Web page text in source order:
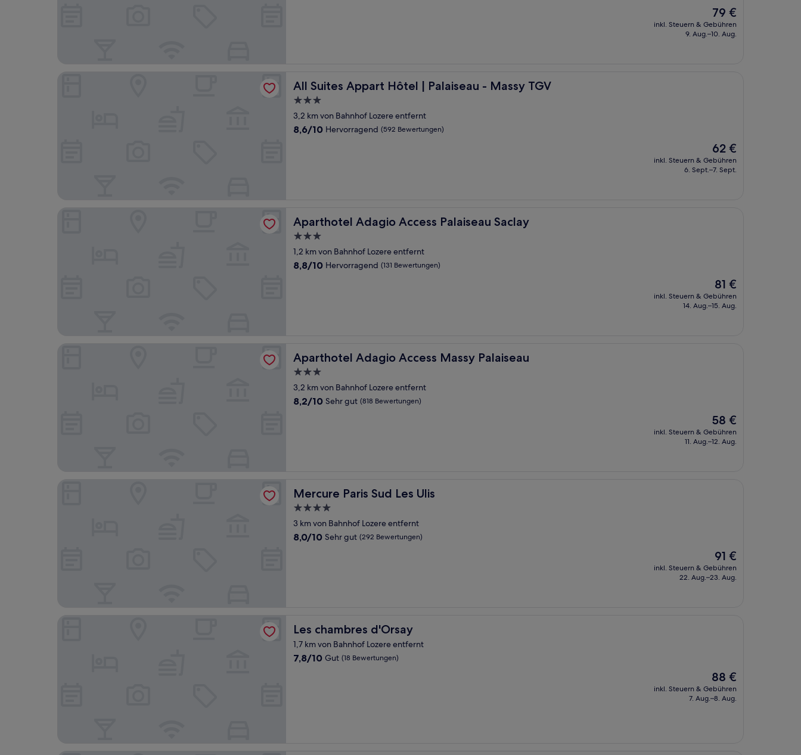
Der
Preis
beträgt
79 €
inkl. Steuern & Gebühren
9. Aug.–10. Aug.
All Suites Appart Hôtel | Palaiseau - Massy TGV
All Suites Appart Hôtel | Palaiseau - Massy TGV
3.0-
Sterne-
Unterkunft
3,2 km von Bahnhof Lozere entfernt
8.6
8,6/10 Hervorragend (592 Bewertungen)
Der
Preis
beträgt
62 €
inkl. Steuern & Gebühren
6. Sept.–7. Sept.
Aparthotel Adagio Access Palaiseau Saclay
Aparthotel Adagio Access Palaiseau Saclay
3.0-
Sterne-
Unterkunft
1,2 km von Bahnhof Lozere entfernt
8.8
8,8/10 Hervorragend (131 Bewertungen)
Der
Preis
beträgt
81 €
inkl. Steuern & Gebühren
14. Aug.–15. Aug.
Aparthotel Adagio Access Massy Palaiseau
Aparthotel Adagio Access Massy Palaiseau
3.0-
Sterne-
Unterkunft
3,2 km von Bahnhof Lozere entfernt
8.2
8,2/10 Sehr gut (818 Bewertungen)
Der
Preis
beträgt
58 €
inkl. Steuern & Gebühren
11. Aug.–12. Aug.
Mercure Paris Sud Les Ulis
Mercure Paris Sud Les Ulis
4.0-
Sterne-
Unterkunft
3 km von Bahnhof Lozere entfernt
8.0
8,0/10 Sehr gut (292 Bewertungen)
Der
Preis
beträgt
91 €
inkl. Steuern & Gebühren
22. Aug.–23. Aug.
Les chambres d'Orsay
Les chambres d'Orsay
1,7 km von Bahnhof Lozere entfernt
7.8
7,8/10 Gut (18 Bewertungen)
Der
Preis
beträgt
88 €
inkl. Steuern & Gebühren
7. Aug.–8. Aug.